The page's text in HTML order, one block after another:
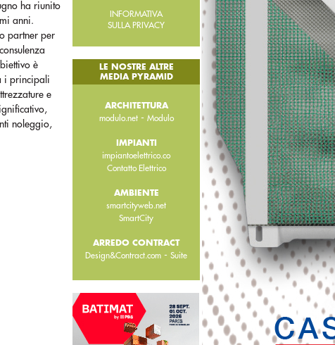
ha riunito
anni.
partner per
è
i principali
e
noleggio,
INFORMATIVA
SULLA PRIVACY
LE NOSTRE ALTRE
MEDIA PYRAMID
ARCHITETTURA
modulo.net- Modulo
IMPIANTI
impiantoelettrico.co
Contatto Elettrico
AMBIENTE
smartcityweb.net
SmartCity
ARREDO CONTRACT
Design&Contract.com -Suite